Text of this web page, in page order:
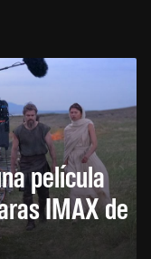
película
IMAX de